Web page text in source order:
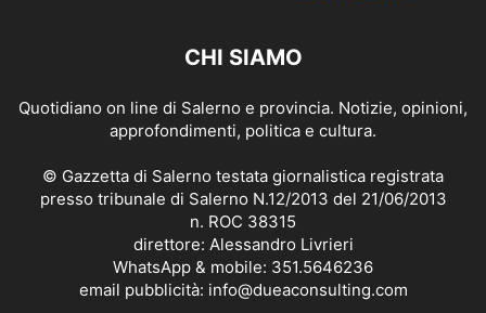
CHI SIAMO
Quotidiano on line di Salerno e provincia. Notizie, opinioni,
approfondimenti, politica e cultura.
© Gazzetta di Salerno testata giornalistica registrata
presso tribunale di Salerno N.12/2013 del 21/06/2013
n. ROC 38315
direttore: Alessandro Livrieri
WhatsApp & mobile: 351.5646236
email pubblicità: info@dueaconsulting.com